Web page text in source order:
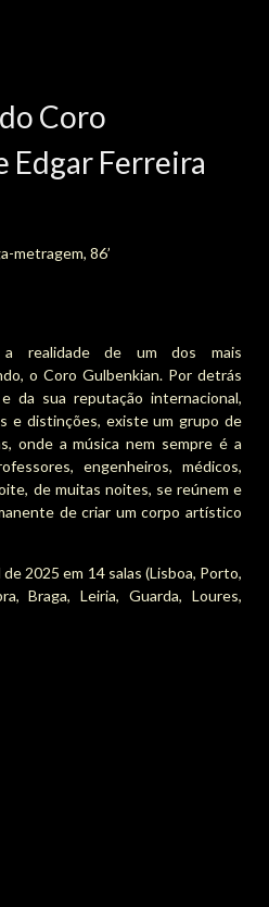
Coro
Edgar Ferreira
metragem, 86’
realidade de um dos mais
o Coro Gulbenkian. Por detrás
da sua reputação internacional,
e distinções, existe um grupo de
onde a música nem sempre é a
engenheiros, médicos,
de muitas noites, se reúnem e
de criar um corpo artístico
2025 em 14 salas (Lisboa, Porto,
Braga, Leiria, Guarda, Loures,